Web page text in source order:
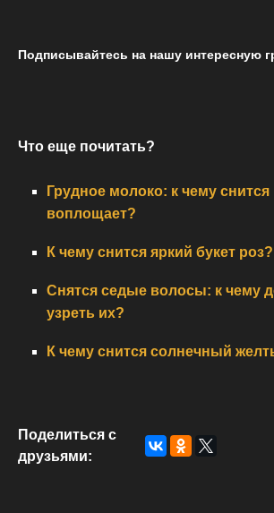
Подписывайтесь на нашу интересную
Что еще почитать?
Грудное молоко: к чему снится
воплощает?
К чему снится яркий букет роз?
Снятся седые волосы: к чему
узреть их?
К чему снится солнечный
Поделиться с
друзьями: